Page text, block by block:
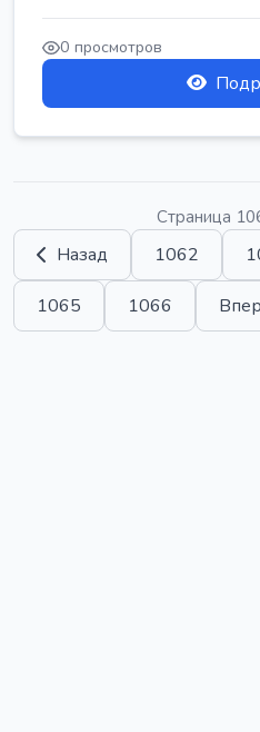
...
0 просмотров
Страница
Назад 1062
1065 1066